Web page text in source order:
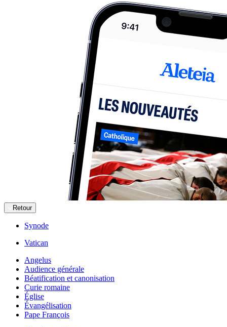
Retour
Synode
Vatican
Angelus
Audience générale
Béatification et canonisation
Curie romaine
Église
Évangélisation
Pape François